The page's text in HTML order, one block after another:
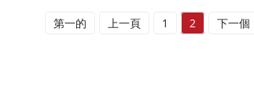
第一的 上一頁 1 2 下一個